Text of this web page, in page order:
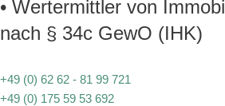
• Wertermittler von
nach § 34c GewO (IHK)
+49 (0) 62 62 - 81 99 721
+49 (0) 175 59 53 692